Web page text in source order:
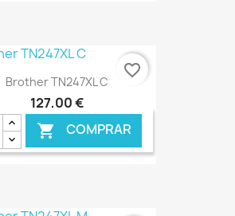
€ ONLINE
Brother TN247XL C
127,00 €
 COMPRAR
favorite_border